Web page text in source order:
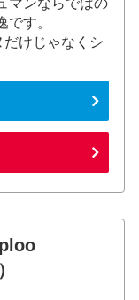
です。
けじゃなくシ